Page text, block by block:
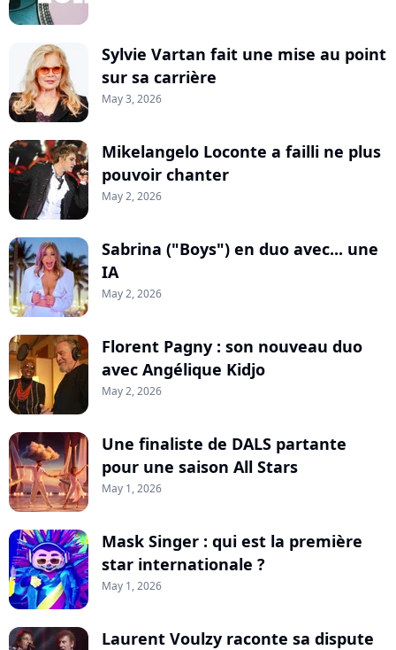
Sylvie Vartan fait une mise au point
sur sa carrière
May 3, 2026
Mikelangelo Loconte a failli ne plus
pouvoir chanter
May 2, 2026
Sabrina ("Boys") en duo avec... une
IA
May 2, 2026
Florent Pagny : son nouveau duo
avec Angélique Kidjo
May 2, 2026
Une finaliste de DALS partante
pour une saison All Stars
May 1, 2026
Mask Singer : qui est la première
star internationale ?
May 1, 2026
Laurent Voulzy raconte sa dispute